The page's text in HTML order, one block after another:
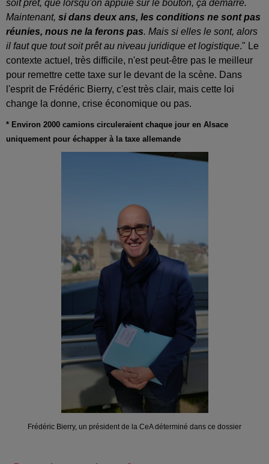
soit prêt, que lorsqu'on appuie sur le bouton, ça démarre.
Maintenant, si dans deux ans, les conditions ne sont pas
réunies, nous ne la ferons pas. Mais si elles le sont, alors
il faut que tout soit prêt au niveau juridique et logistique." Le
contexte actuel, très difficile, n'est peut-être pas le meilleur
pour remettre cette taxe sur le devant de la scène. Dans
l'esprit de Frédéric Bierry, c'est très clair, mais cette loi
change la donne, crise économique ou pas.
* Environ 2000 camions circuleraient chaque jour en Alsace
uniquement pour échapper à la taxe allemande
Frédéric Bierry, un président de la CeA déterminé dans ce dossier